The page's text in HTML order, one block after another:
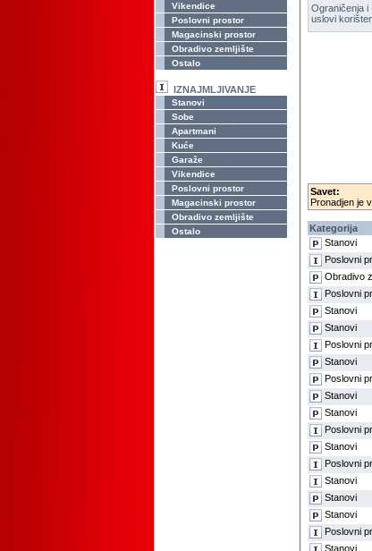
Vikendice
Poslovni prostor
Magacinski prostor
Obradivo zemljište
Ostalo
IZNAJMLJIVANJE
Stanovi
Sobe
Apartmani
Kuće
Garaže
Vikendice
Poslovni prostor
Magacinski prostor
Obradivo zemljište
Ostalo
Ograničenja i
uslovi
Savet:
Pronadjen je
Kategorija
Stanovi
Poslovni
Obradivo
Poslovni
Stanovi
Stanovi
Poslovni
Stanovi
Poslovni
Stanovi
Stanovi
Poslovni
Stanovi
Poslovni
Stanovi
Stanovi
Stanovi
Poslovni
Stanovi